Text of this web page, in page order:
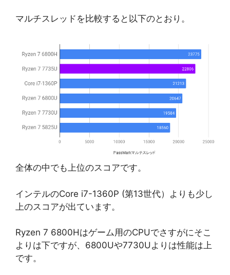
マルチスレッドを比較すると以下のとおり。
全体の中でも上位のスコアです。
インテルのCore i7-1360P (第13世代）よりも少し
上のスコアが出ています。
Ryzen 7 6800Hはゲーム用のCPUでさすがにそこ
よりは下ですが、6800Uや7730Uよりは性能は上
です。